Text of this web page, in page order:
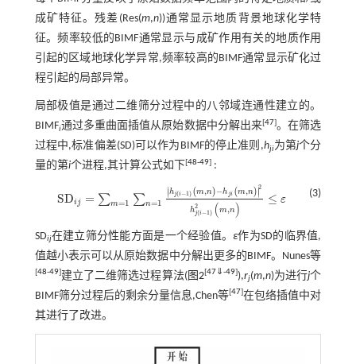
成矿特征。残差(Res(m,n))通常显示地质背景地球化学特
征。频率较低的BIMF通常显示与成矿作用有关的地质作用
引起的区域地球化学异常,频率较高的BIMF通常显示矿化过
程引起的局部异常。
局部极值是通过二维筛分过程中的八邻域连通性建立的。
BIMFi通过多重曲面插值从原始数据中分解出来[47]。在筛选
过程中,标准偏差(SD)可以作为BIMF的停止准则,hji为第j个分
量的第i个进程,其计算公式如下[48-49]:
(3)
SDi j = ∑m=1 ∑n=1
∣∣hj(i−1) (m,n)−h ji ( m,n)∣∣
2
h2
j(i−1) (m,n)
≤ ε
SDij=∑m =1 ∑n=1 hj( i-1)(m,n)-hji(m,n)2hj(i-1)2(m n)≤ε
SDij在建立筛分性能方面是一个经验值。ε作为SD的临界值,
值越小表示可以从原始数据中分解出更多的BIMF。Nunes等
[48-49]建立了二维筛选过程算法(图2[47⇓-49]),rj(m,n)为进行j个
BIMF筛分过程后的剩余分量信息,Chen等[47]在包络插值中对
其进行了改进。